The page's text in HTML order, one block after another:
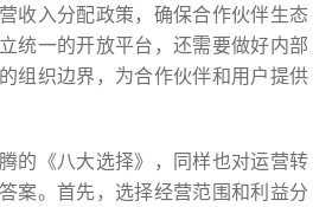
收入分配政策，确保合作伙伴生态
统一的开放平台，还需要做好内部
组织边界，为合作伙伴和用户提供
的《八大选择》，同样也对运营转
案。首先，选择经营范围和利益分